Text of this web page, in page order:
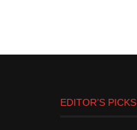
EDITOR’S PICKS